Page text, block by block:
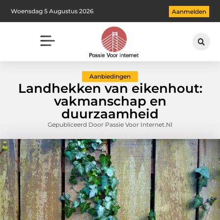
Woensdag 5 Augustus 2026 Aanmelden
Aanbiedingen
Landhekken van eikenhout:
vakmanschap en
duurzaamheid
Gepubliceerd Door Passie Voor Internet.nl